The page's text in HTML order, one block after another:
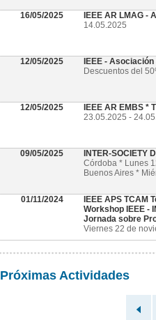
16/05/2025
IEEE AR LMAG -
14.05.2025
12/05/2025
IEEE -
Descuentos del
12/05/2025
IEEE AR EMBS *
23.05.2025 -
09/05/2025
INTER-SOCIETY
Córdoba * Lunes
Buenos Aires *
01/11/2024
IEEE APS
Workshop IEEE -
Jornada sobre
Viernes 22 de
Próximas Actividades